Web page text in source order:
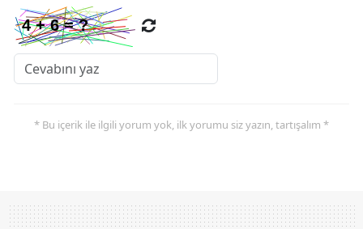
* Bu içerik ile ilgili yorum yok, ilk yorumu siz yazın, tartışalım *